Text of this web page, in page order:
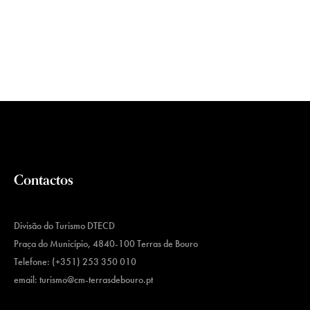
Contactos
Divisão do Turismo DTECD
Praça do Município, 4840-100 Terras de Bouro
Telefone: (+351) 253 350 010
email: turismo@cm-terrasdebouro.pt